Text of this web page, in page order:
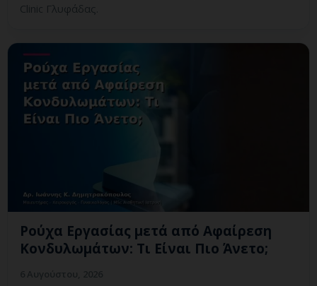
Clinic Γλυφάδας.
Ρούχα Εργασίας μετά από Αφαίρεση
Κονδυλωμάτων: Τι Είναι Πιο Άνετο;